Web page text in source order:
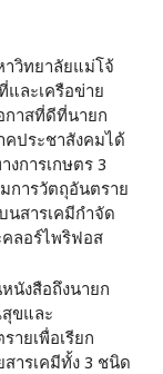
วิทยาลัยแม่โจ้
และเครือข่าย
กาสที่ดีที่นายก
คประชาสังคมได้
การเกษตร 3
การวัตถุอันตราย
นสารเคมีกำจัด
ลอร์ไพริฟอส
นังสือถึงนายก
ขและ
ายเพื่อเรียก
ารเคมีทั้ง 3 ชนิด